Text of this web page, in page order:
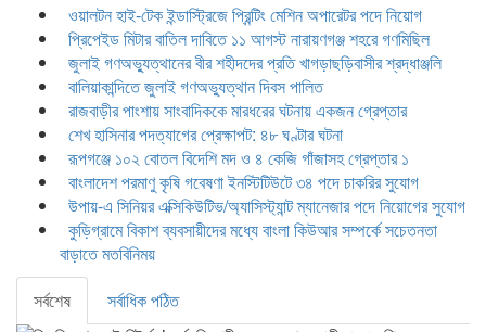
ওয়ালটন হাই-টেক ইন্ডাস্ট্রিজে প্রিন্টিং মেশিন অপারেটর পদে নিয়োগ
প্রিপেইড মিটার বাতিল দাবিতে ১১ আগস্ট নারায়ণগঞ্জ শহরে গণমিছিল
জুলাই গণঅভ্যুত্থানের বীর শহীদদের প্রতি খাগড়াছড়িবাসীর শ্রদ্ধাঞ্জলি
বালিয়াকান্দিতে জুলাই গণঅভ্যুত্থান দিবস পালিত
রাজবাড়ীর পাংশায় সাংবাদিককে মারধরের ঘটনায় একজন গ্রেপ্তার
শেখ হাসিনার পদত্যাগের প্রেক্ষাপট: ৪৮ ঘণ্টার ঘটনা
রূপগঞ্জে ১০২ বোতল বিদেশি মদ ও ৪ কেজি গাঁজাসহ গ্রেপ্তার ১
বাংলাদেশ পরমাণু কৃষি গবেষণা ইনস্টিটিউটে ৩৪ পদে চাকরির সুযোগ
উপায়-এ সিনিয়র এক্সিকিউটিভ/অ্যাসিস্ট্যান্ট ম্যানেজার পদে নিয়োগের সুযোগ
কুড়িগ্রামে বিকাশ ব্যবসায়ীদের মধ্যে বাংলা কিউআর সম্পর্কে সচেতনতা
বাড়াতে মতবিনিময়
সর্বশেষ
সর্বাধিক পঠিত